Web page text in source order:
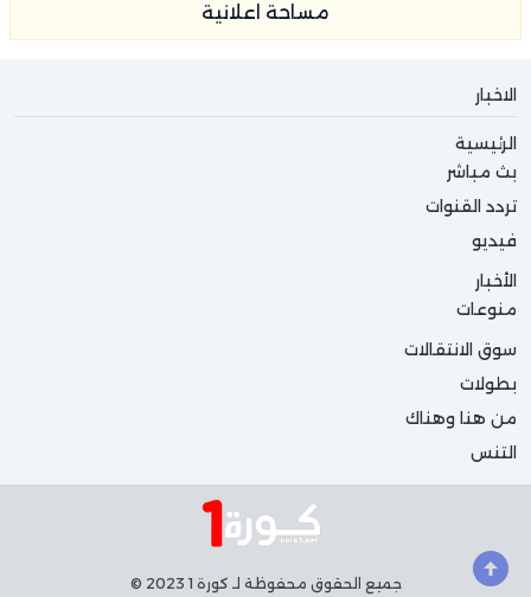
مساحة اعلانية
الاخبار
الرئيسية
بث مباشر
تردد القنوات
فيديو
الأخبار
منوعات
سوق الانتقالات
بطولات
من هنا وهناك
التنس
جميع الحقوق محفوظة لـ كورة 1 2023 ©